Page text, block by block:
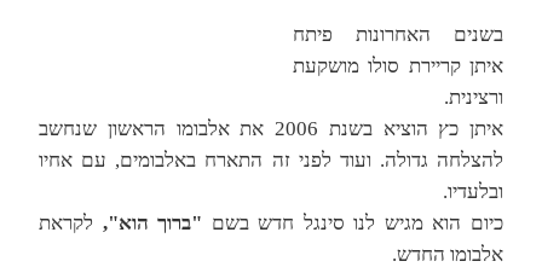
בשנים האחרונות פיתח
איתן קריירת סולו מושקעת
ורצינית.
איתן כץ הוציא בשנת 2006 את אלבומו הראשון שנחשב
להצלחה גדולה. ועוד לפני זה התארח באלבומים, עם אחיו
ובלעדיו.
כיום הוא מגיש לנו סינגל חדשבשם "ברוך הוא", לקראת
אלבומו החדש.